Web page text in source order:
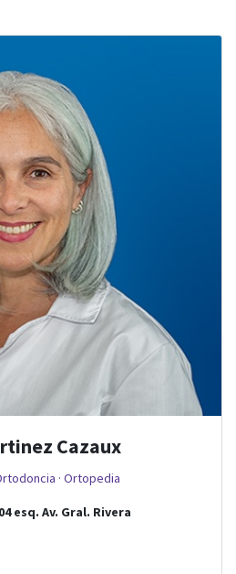
Cazaux
· Ortopedia
esq. Av. Gral. Rivera